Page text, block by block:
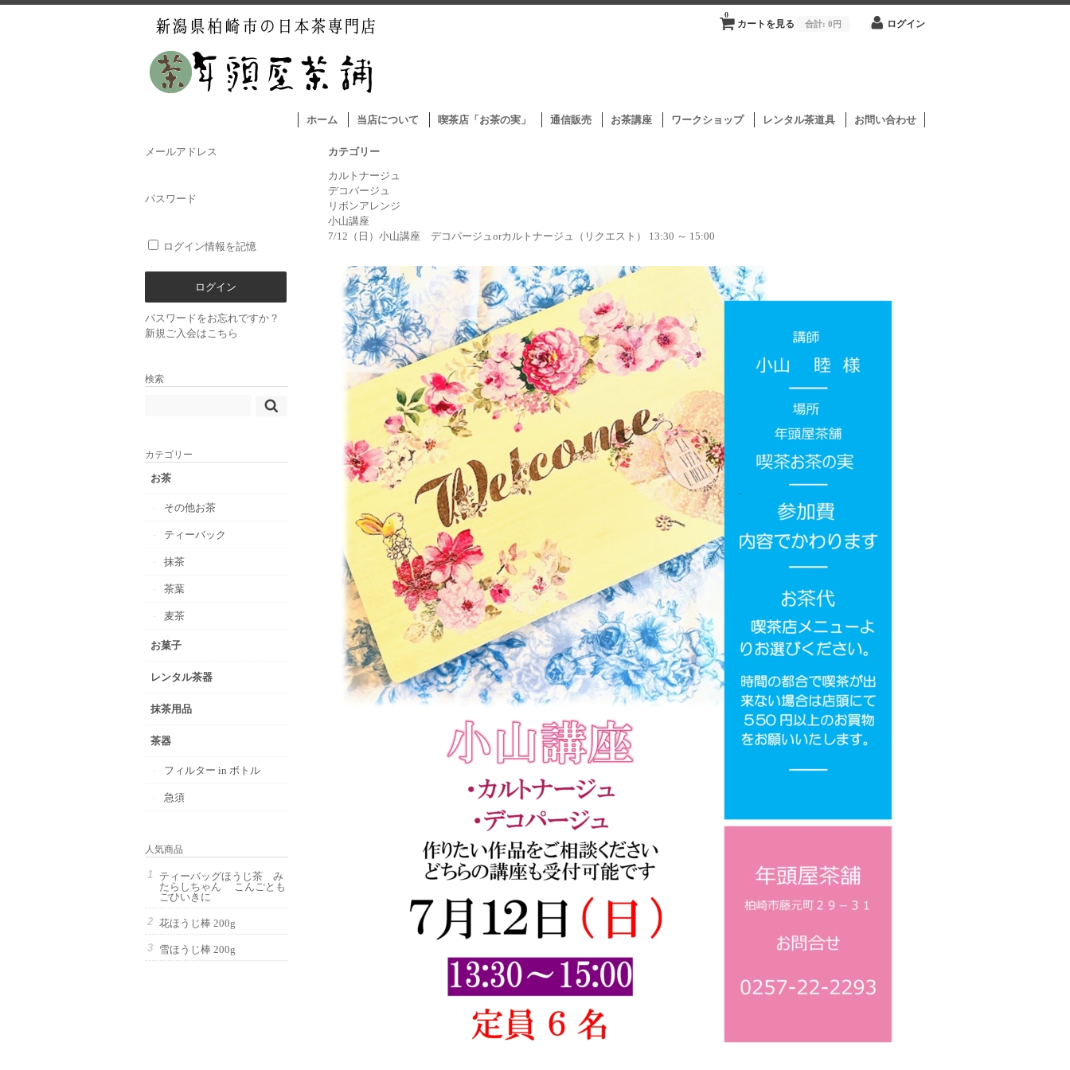
カートを見る
0
合計: 0円 ログイン
ホーム 当店について 喫茶店「お茶の実」 通信販売 お茶講座 ワークショップ レンタル茶道具 お問い合わせ
カテゴリー
カルトナージュ
デコパージュ
リボンアレンジ
小山講座
7/12（日）小山講座 デコパージュorカルトナージュ（リクエスト） 13:30 ～ 15:00
メールアドレス
パスワード
ログイン情報を記憶
パスワードをお忘れですか？
新規ご入会はこちら
検索
カテゴリー
お茶
その他お茶
ティーバック
抹茶
茶葉
麦茶
お菓子
レンタル茶器
抹茶用品
茶器
フィルター in ボトル
急須
人気商品
ティーバッグほうじ茶 み
たらしちゃん こんごとも
ごひいきに
花ほうじ棒 200g
雪ほうじ棒 200g